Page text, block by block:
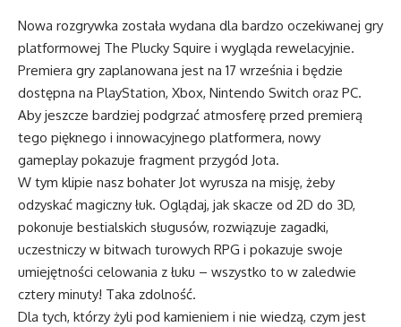
Nowa rozgrywka została wydana dla bardzo oczekiwanej gry
platformowej The Plucky Squire i wygląda rewelacyjnie.
Premiera gry zaplanowana jest na 17 września i będzie
dostępna na PlayStation, Xbox, Nintendo Switch oraz PC.
Aby jeszcze bardziej podgrzać atmosferę przed premierą
tego pięknego i innowacyjnego platformera, nowy
gameplay pokazuje fragment przygód Jota.
W tym klipie nasz bohater Jot wyrusza na misję, żeby
odzyskać magiczny łuk. Oglądaj, jak skacze od 2D do 3D,
pokonuje bestialskich sługusów, rozwiązuje zagadki,
uczestniczy w bitwach turowych RPG i pokazuje swoje
umiejętności celowania z łuku – wszystko to w zaledwie
cztery minuty! Taka zdolność.
Dla tych, którzy żyli pod kamieniem i nie wiedzą, czym jest